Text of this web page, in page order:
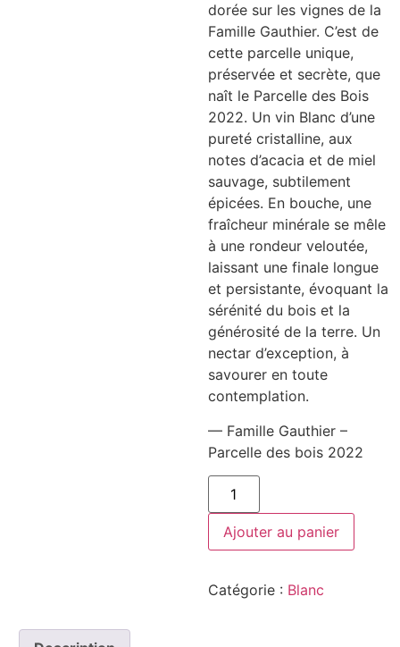
dorée sur les vignes de la
Famille Gauthier. C’est de
cette parcelle unique,
préservée et secrète, que
naît le Parcelle des Bois
2022. Un vin Blanc d’une
pureté cristalline, aux
notes d’acacia et de miel
sauvage, subtilement
épicées. En bouche, une
fraîcheur minérale se mêle
à une rondeur veloutée,
laissant une finale longue
et persistante, évoquant la
sérénité du bois et la
générosité de la terre. Un
nectar d’exception, à
savourer en toute
contemplation.
— Famille Gauthier –
Parcelle des bois 2022
quantité
Famille
Gauthier
Parcelle
bois
2022
Ajouter au panier
Catégorie : Blanc